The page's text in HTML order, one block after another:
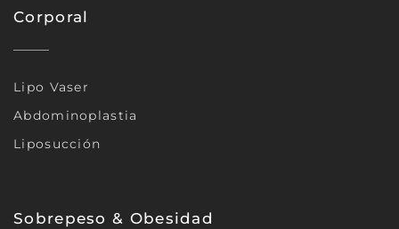
Corporal
Lipo Vaser
Abdominoplastia
Liposucción
Sobrepeso & Obesidad